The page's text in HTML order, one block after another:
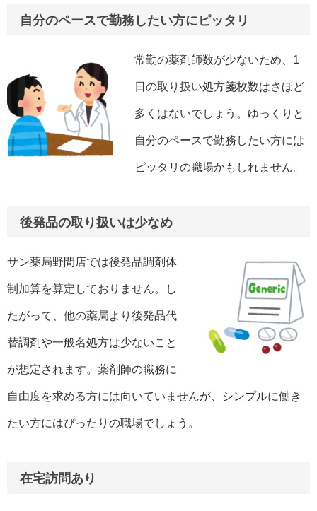
自分のペースで勤務したい方にピッタリ
常勤の薬剤師数が少ないため、1
日の取り扱い処方箋枚数はさほど
多くはないでしょう。ゆっくりと
自分のペースで勤務したい方には
ピッタリの職場かもしれません。
後発品の取り扱いは少なめ
サン薬局野間店では後発品調剤体
制加算を算定しておりません。し
たがって、他の薬局より後発品代
替調剤や一般名処方は少ないこと
が想定されます。薬剤師の職務に
自由度を求める方には向いていませんが、シンプルに働き
たい方にはぴったりの職場でしょう。
在宅訪問あり